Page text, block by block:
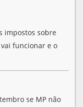
impostos sobre
funcionar e o
se MP não